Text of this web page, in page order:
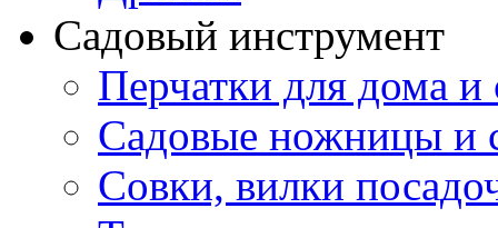
Садовый инструмент
Перчатки для дома и
Садовые ножницы и
Совки, вилки